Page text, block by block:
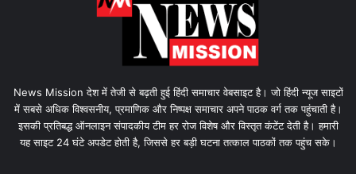
News Mission देश में तेजी से बढ़ती हुई हिंदी समाचार वेबसाइट है। जो हिंदी न्यूज साइटों
में सबसे अधिक विश्वसनीय, प्रमाणिक और निष्पक्ष समाचार अपने पाठक वर्ग तक पहुंचाती है।
इसकी प्रतिबद्ध ऑनलाइन संपादकीय टीम हर रोज विशेष और विस्तृत कंटेंट देती है। हमारी
यह साइट 24 घंटे अपडेट होती है, जिससे हर बड़ी घटना तत्काल पाठकों तक पहुंच सके।